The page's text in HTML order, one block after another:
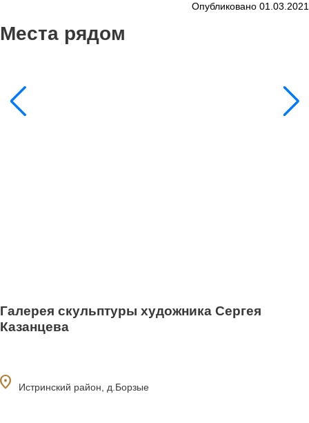
Опубликовано 01.03.2021
Места рядом
Галерея скульптуры художника Сергея
Казанцева
Истринский район, д.Борзые